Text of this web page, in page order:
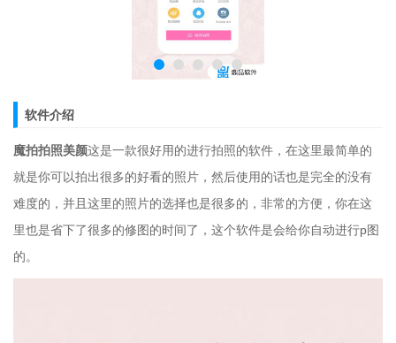
软件介绍
魔拍拍照美颜这是一款很好用的进行拍照的软件，在这里最简单的
就是你可以拍出很多的好看的照片，然后使用的话也是完全的没有
难度的，并且这里的照片的选择也是很多的，非常的方便，你在这
里也是省下了很多的修图的时间了，这个软件是会给你自动进行p图
的。